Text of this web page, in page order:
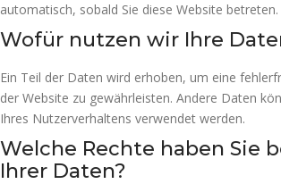
automatisch, sobald Sie diese Website betreten.
Wofür nutzen wir Ihre
Ein Teil der Daten wird erhoben, um eine
der Website zu gewährleisten. Andere Daten
Ihres Nutzerverhaltens verwendet werden.
Welche Rechte haben Sie
Ihrer Daten?